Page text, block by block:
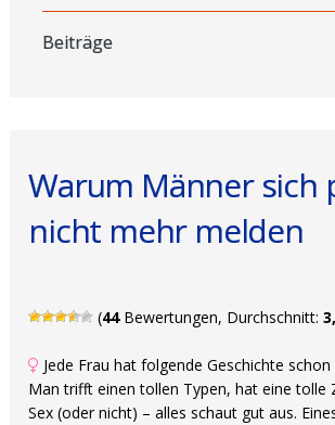
Beiträge
Warum Männer sich
nicht mehr melden
(44Bewertungen, Durchschnitt:
Jede Frau hat folgende Geschichte
Man trifft einen tollen Typen, hat eine tolle
Sex (oder nicht) – alles schaut gut aus.